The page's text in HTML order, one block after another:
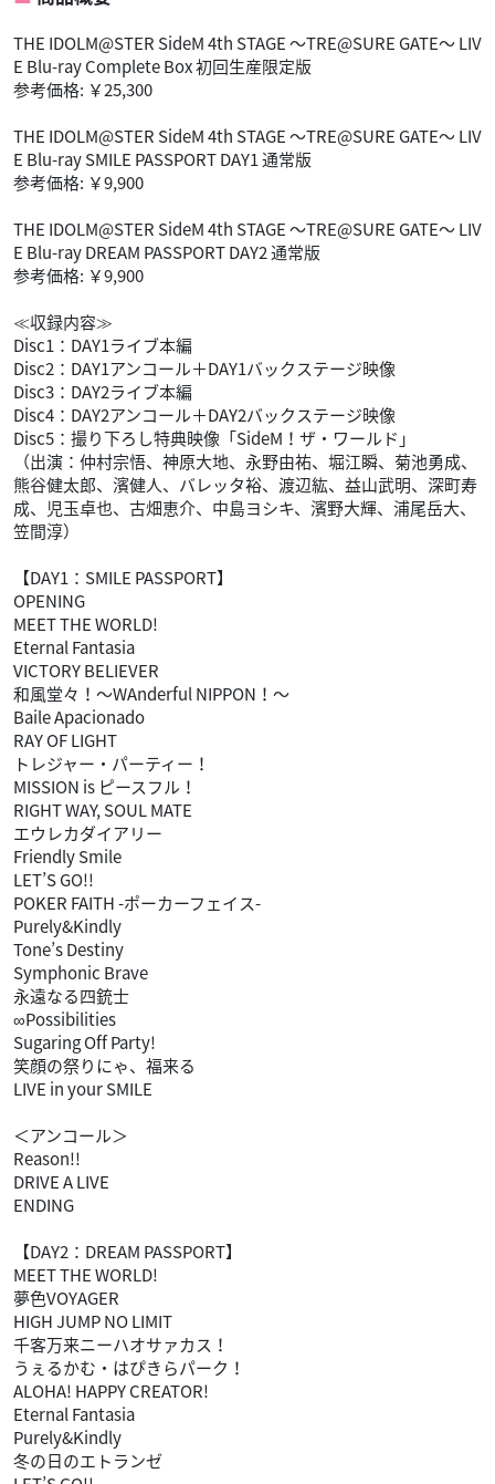
THE IDOLM@STER SideM 4th STAGE ～TRE@SURE GATE～ LIV
E Blu-ray Complete Box 初回生産限定版
参考価格: ￥25,300
THE IDOLM@STER SideM 4th STAGE ～TRE@SURE GATE～ LIV
E Blu-ray SMILE PASSPORT DAY1 通常版
参考価格: ￥9,900
THE IDOLM@STER SideM 4th STAGE ～TRE@SURE GATE～ LIV
E Blu-ray DREAM PASSPORT DAY2 通常版
参考価格: ￥9,900
≪収録内容≫
Disc1：DAY1ライブ本編
Disc2：DAY1アンコール＋DAY1バックステージ映像
Disc3：DAY2ライブ本編
Disc4：DAY2アンコール＋DAY2バックステージ映像
Disc5：撮り下ろし特典映像「SideM！ザ・ワールド」
（出演：仲村宗悟、神原大地、永野由祐、堀江瞬、菊池勇成、
熊谷健太郎、濱健人、バレッタ裕、渡辺紘、益山武明、深町寿
成、児玉卓也、古畑恵介、中島ヨシキ、濱野大輝、浦尾岳大、
笠間淳）
【DAY1：SMILE PASSPORT】
OPENING
MEET THE WORLD!
Eternal Fantasia
VICTORY BELIEVER
和風堂々！～WAnderful NIPPON！～
Baile Apacionado
RAY OF LIGHT
トレジャー・パーティー！
MISSION is ピースフル！
RIGHT WAY, SOUL MATE
エウレカダイアリー
Friendly Smile
LET’S GO!!
POKER FAITH -ポーカーフェイス-
Purely&Kindly
Tone’s Destiny
Symphonic Brave
永遠なる四銃士
∞Possibilities
Sugaring Off Party!
笑顔の祭りにゃ、福来る
LIVE in your SMILE
＜アンコール＞
Reason!!
DRIVE A LIVE
ENDING
【DAY2：DREAM PASSPORT】
MEET THE WORLD!
夢色VOYAGER
HIGH JUMP NO LIMIT
千客万来ニーハオサァカス！
うぇるかむ・はぴきらパーク！
ALOHA! HAPPY CREATOR!
Eternal Fantasia
Purely&Kindly
冬の日のエトランゼ